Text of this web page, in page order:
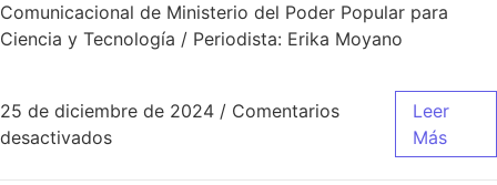
Comunicacional de Ministerio del Poder Popular para
Ciencia y Tecnología / Periodista: Erika Moyano
25 de diciembre de 2024 / Comentarios
desactivados
Leer
Más